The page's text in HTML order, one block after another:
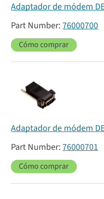
Adaptador de módem
76000700
Cómo comprar
Adaptador de módem
76000701
Cómo comprar